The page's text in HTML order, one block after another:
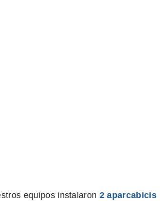
equipos instalaron 2 aparcabicis